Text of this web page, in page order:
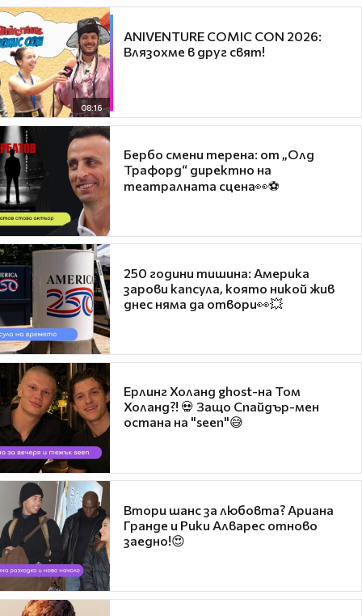
08:16
ANIVENTURE COMIC CON 2026:
Влязохме в друг свят!
Бербо смени терена: от „Олд
Трафорд“ директно на
театралната сцена👀⚽
250 години тишина: Америка
зарови капсула, която никой жив
днес няма да отвори👀💥
Ерлинг Холанд ghost-на Том
Холанд?! 💀 Защо Спайдър-мен
остана на "seen"😅
Втори шанс за любовта? Ариана
Гранде и Рики Алварес отново
заедно!😍